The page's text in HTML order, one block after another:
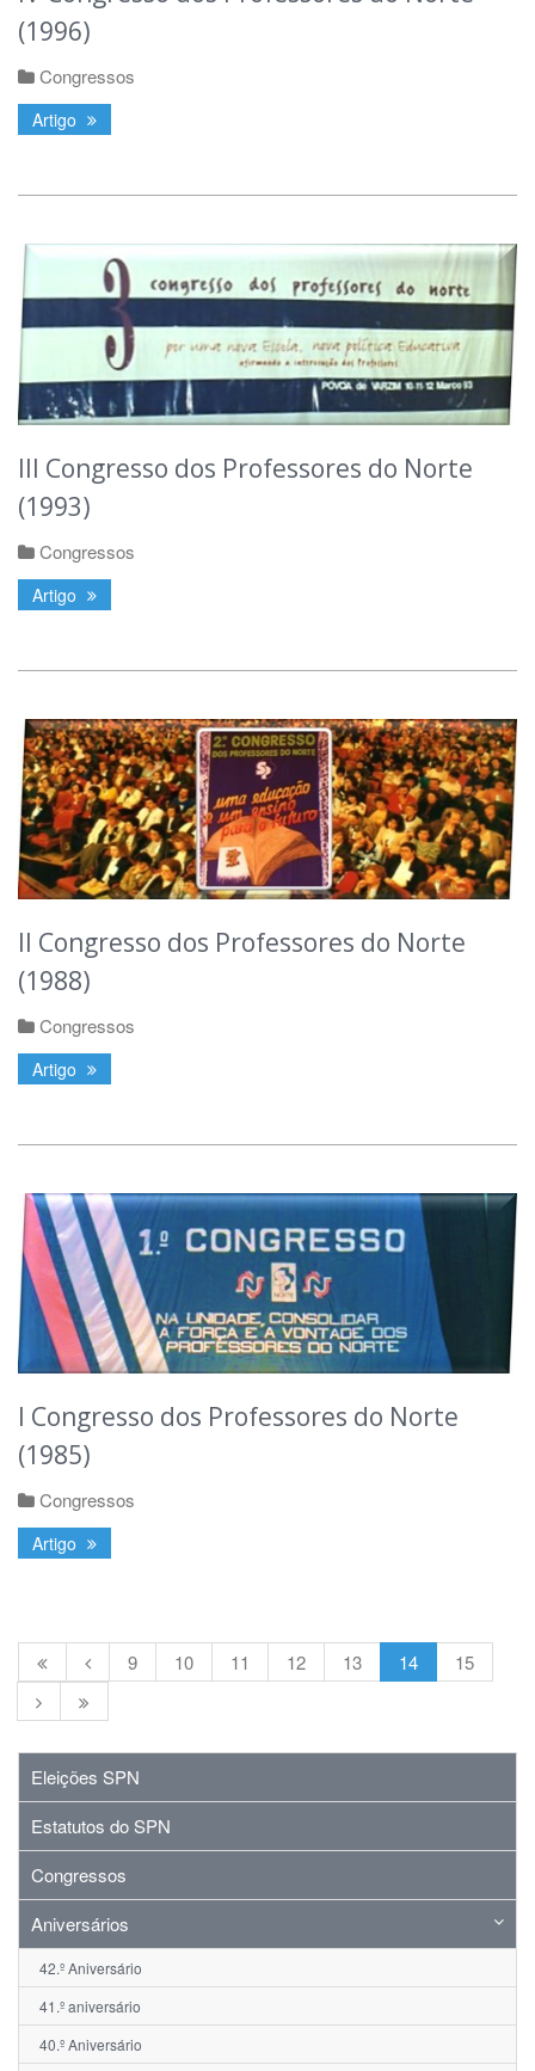
(1996)
Congressos
Artigo
III Congresso dos Professores do Norte
(1993)
Congressos
Artigo
II Congresso dos Professores do Norte
(1988)
Congressos
Artigo
I Congresso dos Professores do Norte
(1985)
Congressos
Artigo
9 10 11 12 13 14 15
Eleições SPN
Estatutos do SPN
Congressos
Aniversários
42.º Aniversário
41.º aniversário
40.º Aniversário